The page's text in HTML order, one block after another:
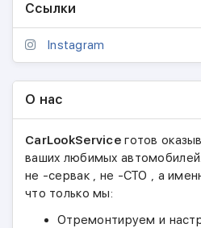
Ссылки
Instagram
О нас
CarLookService готов
ваших любимых
не -сервак , не -СТО , а
что только мы:
Отремонтируем и